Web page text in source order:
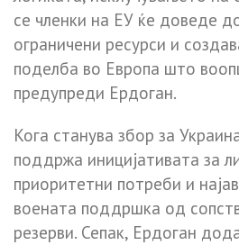
се членки на ЕУ ќе доведе
ограничени ресурси и
поделба во Европа што
предупреди Ердоган.
Кога станува збор за
поддржа иницијативата за
приоритетни потреби и
воената поддршка од
резерви. Сепак, Ердоган